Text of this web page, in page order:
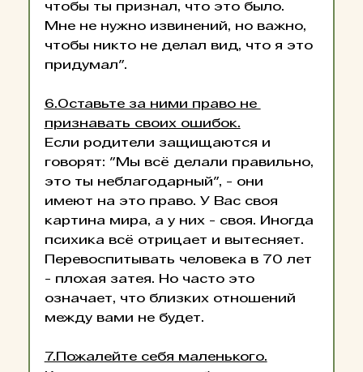
чтобы ты признал, что это было.
Мне не нужно извинений, но важно,
чтобы никто не делал вид, что я это
придумал".
6.Оставьте за ними право не
признавать своих ошибок.
Если родители защищаются и
говорят: "Мы всё делали правильно,
это ты неблагодарный", - они
имеют на это право. У Вас своя
картина мира, а у них - своя. Иногда
психика всё отрицает и вытесняет.
Перевоспитывать человека в 70 лет
- плохая затея. Но часто это
означает, что близких отношений
между вами не будет.
7.Пожалейте себя маленького.